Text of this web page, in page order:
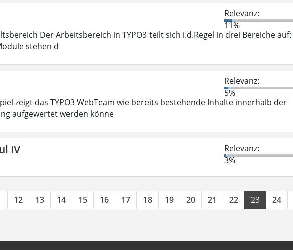
Relevanz:
11%
Der Arbeitsbereich in TYPO3 teilt sich i.d.Regel in drei Bereiche auf:
stehen d
Relevanz:
5%
zeigt das TYPO3 WebTeam wie bereits bestehende Inhalte innerhalb der
aufgewertet werden könne
IV
Relevanz:
3%
12 13 14 15 16 17 18 19 20 21 22 23 24